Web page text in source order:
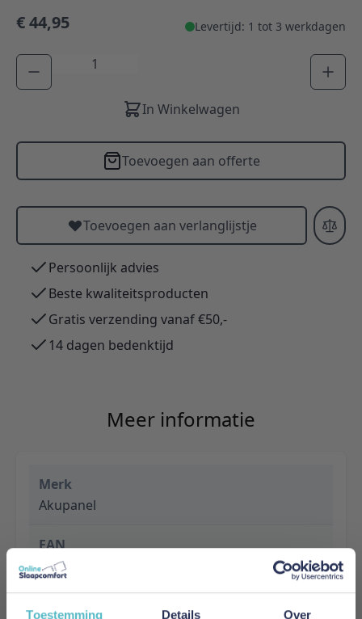
Toestemming Details Over
€ 44,95 Levertijd: 1 tot 3 werkdagen
Aantal
In Winkelwagen
Toevoegen aan offerte
Toevoegen aan verlanglijstje
Persoonlijk advies
Beste kwaliteitsproducten
Gratis verzending vanaf €50,-
14 dagen bedenktijd
Meer informatie
Merk
Akupanel
EAN
8720876329556